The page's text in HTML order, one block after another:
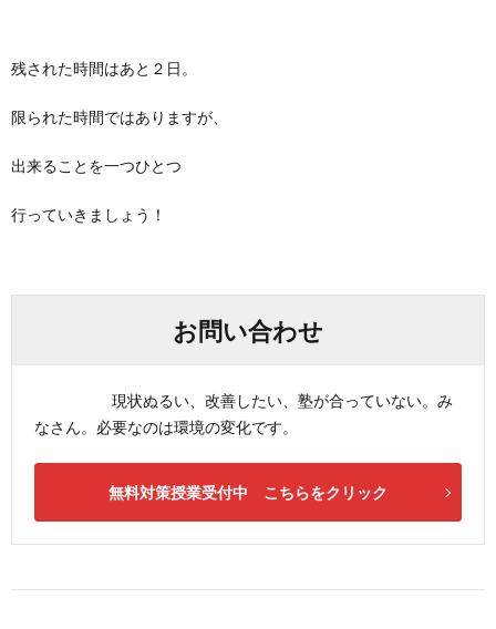
残された時間はあと２日。
限られた時間ではありますが、
出来ることを一つひとつ
行っていきましょう！
お問い合わせ
現状ぬるい、改善したい、塾が合っていない。み
なさん。必要なのは環境の変化です。
無料対策授業受付中 こちらをクリック